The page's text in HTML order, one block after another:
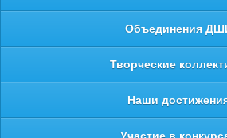
Объединения
Творческие
Наши
Участие в